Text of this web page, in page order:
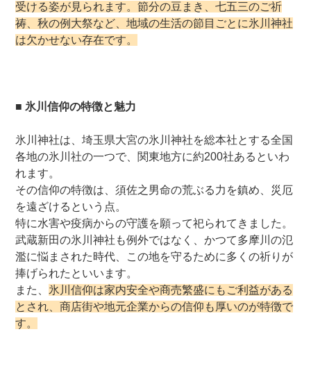
受ける姿が見られます。節分の豆まき、七五三のご祈
祷、秋の例大祭など、地域の生活の節目ごとに氷川神社
は欠かせない存在です。
■ 氷川信仰の特徴と魅力
氷川神社は、埼玉県大宮の氷川神社を総本社とする全国
各地の氷川社の一つで、関東地方に約200社あるといわ
れます。
その信仰の特徴は、須佐之男命の荒ぶる力を鎮め、災厄
を遠ざけるという点。
特に水害や疫病からの守護を願って祀られてきました。
武蔵新田の氷川神社も例外ではなく、かつて多摩川の氾
濫に悩まされた時代、この地を守るために多くの祈りが
捧げられたといいます。
また、 氷川信仰は家内安全や商売繁盛にもご利益がある
とされ、商店街や地元企業からの信仰も厚いのが特徴で
す。